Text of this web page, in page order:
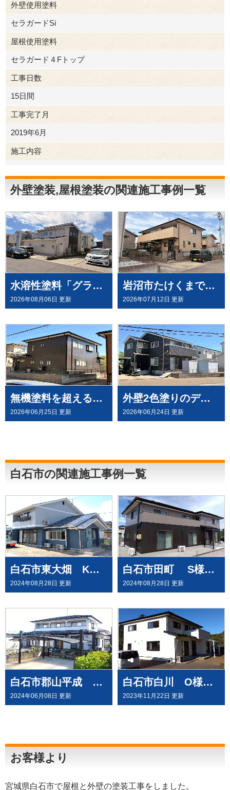
外壁使用塗料
セラガードSi
屋根使用塗料
セラガード４Fトップ
工事日数
15日間
工事完了月
2019年6月
施工内容
外壁塗装
屋根塗装
外壁塗装,屋根塗装の関連施工事例一覧
水溶性塗料「グランデ無機」を、屋根・外壁塗装（外壁はデコラトーン工法）にて施工させていただきました（大崎市古川）
2026年08月06日 更新
岩沼市たけくまで、外壁にウルトラペイントシリーズ無機塗料「ウルトラMUKI＋ウルトラTOP」と、屋根に「ウルトラルーフ＋ウルトラTOP」にて塗装させていただきました。
2026年07月12日 更新
無機塗料を超える有機HRC塗料「タテイルⅡ」で施工させていただきました（塗料メーカー：プレマテックス社）
2026年06月25日 更新
外壁2色塗りのデコラトーン工法で、施工させていただきました。（ウルトラペイントシリーズ）
2026年06月24日 更新
白石市の関連施工事例一覧
白石市東大畑 K様邸で屋根外壁塗装工事
2024年08月28日 更新
白石市田町 S様邸で外壁塗装工事させて頂きました
2024年08月28日 更新
白石市郡山平成 Y様邸で 屋根外壁塗装工事させて頂きました
2024年06月08日 更新
白石市白川 O様邸で 屋根外壁塗装 テラス新設工事させて頂きました
2023年11月22日 更新
お客様より
宮城県白石市で屋根と外壁の塗装工事をしました。